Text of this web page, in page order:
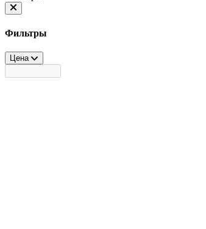
Фильтры
Цена